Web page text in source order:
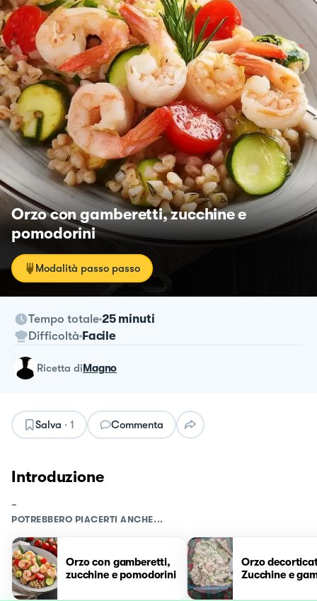
Orzo con gamberetti, zucchine e
pomodorini
Modalità passo passo
Tempo totale 25 minuti
Difficoltà Facile
ricetta diMagno
Salva · 1 Commenta
Introduzione
-
POTREBBERO PIACERTI ANCHE...
Orzo con gamberetti,
zucchine e pomodorini
Orzo
Zucchine e